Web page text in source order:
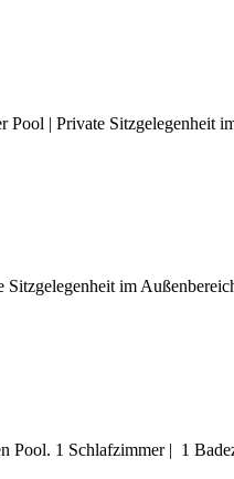
| Private
im
1 Schlafzimmer | 1